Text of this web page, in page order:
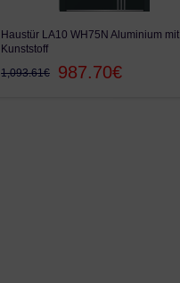
Haustür LA10 WH75N Aluminium mit
Kunststoff
1,093.61€
987.70€